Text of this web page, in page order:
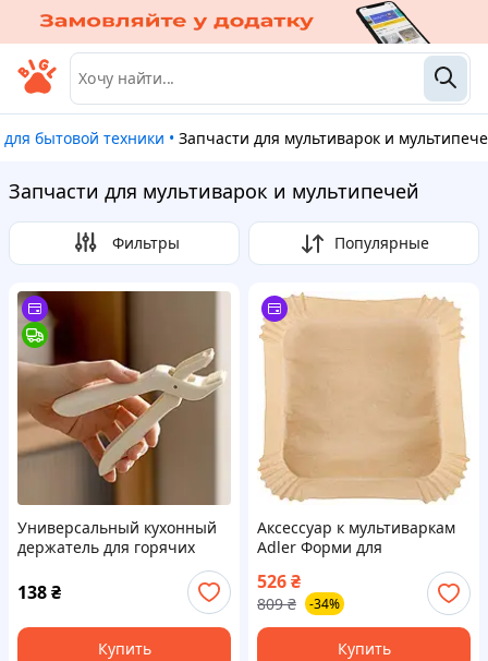
для бытовой техники • Запчасти для мультиварок и
Запчасти для мультиварок и мультипечей
Фильтры Популярные
Универсальный кухонный
держатель для горячих
тарелок и чаш мультиварки
SE-142
138₴
Купить
Аксессуар к мультиваркам
Adler Форми для
пергамент (AD6733)
526₴
809 ₴ -34%
Купить